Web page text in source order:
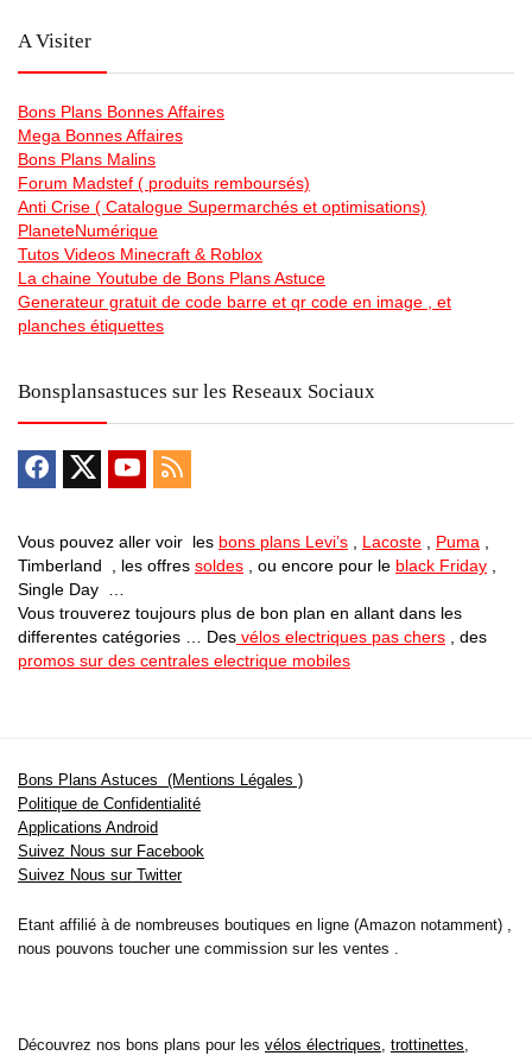
A Visiter
Bons Plans Bonnes Affaires
Mega Bonnes Affaires
Bons Plans Malins
Forum Madstef ( produits remboursés)
Anti Crise ( Catalogue Supermarchés et optimisations)
PlaneteNumérique
Tutos Videos Minecraft & Roblox
La chaine Youtube de Bons Plans Astuce
Generateur gratuit de code barre et qr code en image , et
planches étiquettes
Bonsplansastuces sur les Reseaux Sociaux
Vous pouvez aller voir les bons plans Levi’s , Lacoste , Puma ,
Timberland , les offres soldes , ou encore pour le black Friday ,
Single Day …
Vous trouverez toujours plus de bon plan en allant dans les
differentes catégories … Des vélos electriques pas chers , des
promos sur des centrales electrique mobiles
Bons Plans Astuces (Mentions Légales )
Politique de Confidentialité
Applications Android
Suivez Nous sur Facebook
Suivez Nous sur Twitter
Etant affilié à de nombreuses boutiques en ligne (Amazon notamment) ,
nous pouvons toucher une commission sur les ventes .
Découvrez nos bons plans pour les vélos électriques, trottinettes,